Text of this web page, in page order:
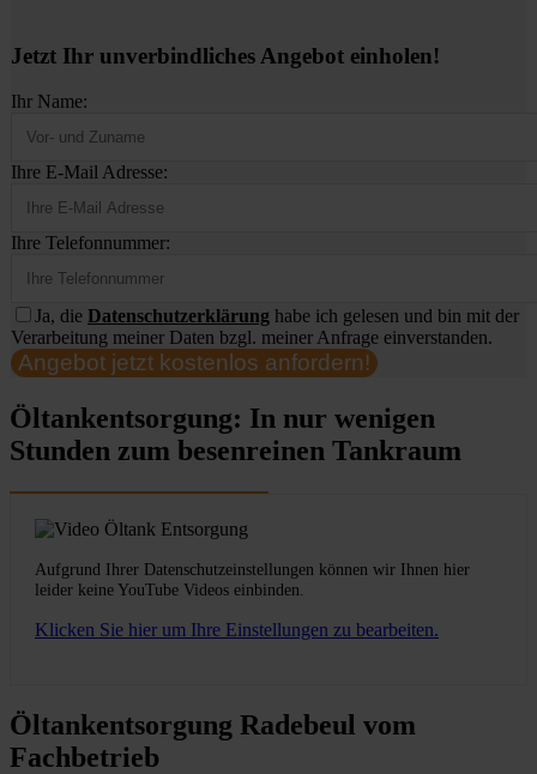
Jetzt Ihr unverbindliches Angebot einholen!
Ihr Name:
Ihre E-Mail Adresse:
Ihre Telefonnummer:
Ja, die Datenschutzerklärung habe ich gelesen und bin mit der
Verarbeitung meiner Daten bzgl. meiner Anfrage einverstanden.
Angebot jetzt kostenlos anfordern!
Öltankentsorgung: In nur wenigen
Stunden zum besenreinen Tankraum
Aufgrund Ihrer Datenschutzeinstellungen können wir Ihnen hier
leider keine YouTube Videos einbinden.
Klicken Sie hier um Ihre Einstellungen zu bearbeiten.
Öltankentsorgung Radebeul vom
Fachbetrieb